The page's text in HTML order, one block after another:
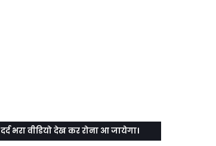
दर्द भरा वीडियो देख कर रोना आ जायेगा।